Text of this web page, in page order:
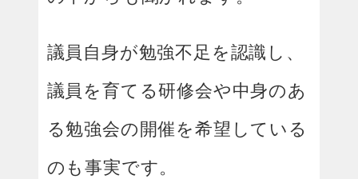
議員自身が勉強不足を認識し、
議員を育てる研修会や中身のあ
る勉強会の開催を希望している
のも事実です。